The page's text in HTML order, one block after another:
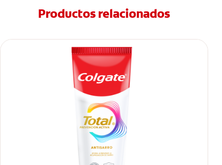
Productos relacionados